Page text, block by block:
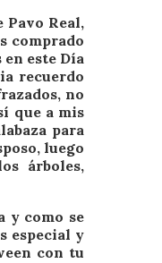
Pavo Real,
comprado
este Día
recuerdo
no
que a mis
para
luego
árboles,
y como se
especial y
con tu